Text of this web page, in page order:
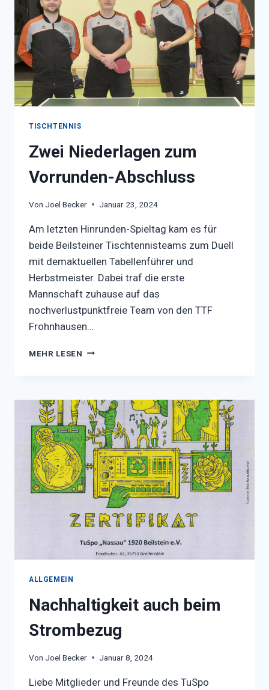
TISCHTENNIS
Zwei Niederlagen zum
Vorrunden-Abschluss
Von Joel Becker Januar 23, 2024
Am letzten Hinrunden-Spieltag kam es für
beide Beilsteiner Tischtennisteams zum Duell
mit demaktuellen Tabellenführer und
Herbstmeister. Dabei traf die erste
Mannschaft zuhause auf das
nochverlustpunktfreie Team von den TTF
Frohnhausen…
MEHR LESEN ZWEI
ABSCHLUSS
ALLGEMEIN
Nachhaltigkeit auch beim
Strombezug
Von Joel Becker Januar 8, 2024
Liebe Mitglieder und Freunde des TuSpo